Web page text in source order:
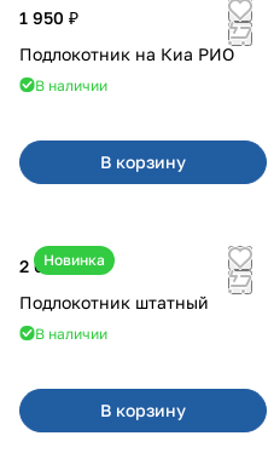
1 950 ₽
Подлокотник на Киа РИО
В наличии
В корзину
Новинка
2 600 ₽
Подлокотник штатный
В наличии
В корзину